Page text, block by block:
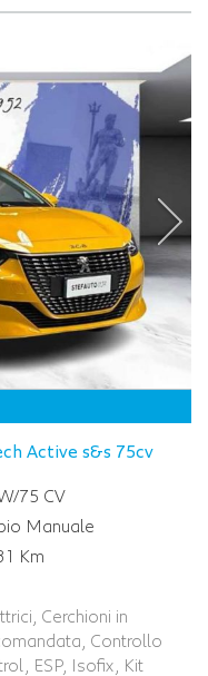
Active s&s 75cv
75 CV
Manuale
Km
Cerchioni in
Controllo
ESP, Isofix, Kit